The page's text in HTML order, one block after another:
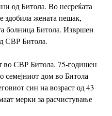
од Битола. Во несреќата
здобила жената пешак,
болница Битола. Извршен
СВР Битола.
во СВР Битола, 75-годишен
семејниот дом во Битола
син на возраст од 43
мерки за расчистување